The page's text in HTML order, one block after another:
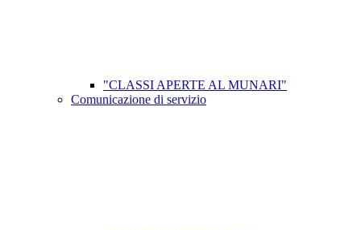
"CLASSI APERTE AL MUNARI"
Comunicazione di servizio